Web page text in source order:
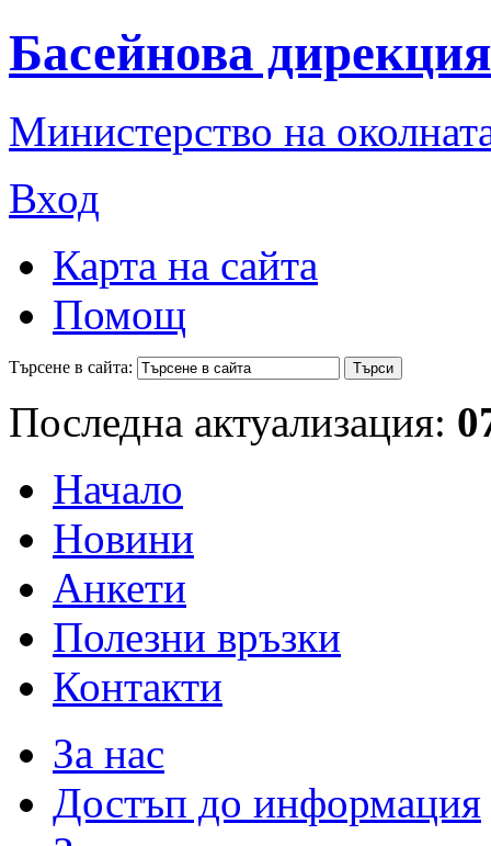
Басейнова
Министерство на
Вход
Карта на сайта
Помощ
Търсене в сайта:
Последна актуализация:
Начало
Новини
Анкети
Полезни връзки
Контакти
За нас
Достъп до информация